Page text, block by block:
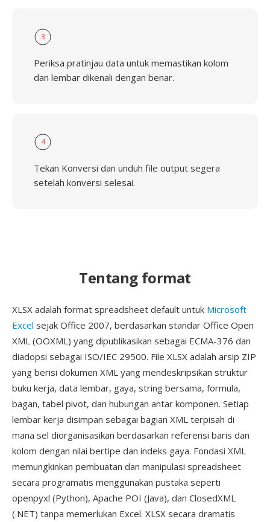
3
Periksa pratinjau data untuk memastikan kolom
dan lembar dikenali dengan benar.
4
Tekan Konversi dan unduh file output segera
setelah konversi selesai.
Tentang format
XLSX adalah format spreadsheet default untuk Microsoft
Excel sejak Office 2007, berdasarkan standar Office Open
XML (OOXML) yang dipublikasikan sebagai ECMA-376 dan
diadopsi sebagai ISO/IEC 29500. File XLSX adalah arsip ZIP
yang berisi dokumen XML yang mendeskripsikan struktur
buku kerja, data lembar, gaya, string bersama, formula,
bagan, tabel pivot, dan hubungan antar komponen. Setiap
lembar kerja disimpan sebagai bagian XML terpisah di
mana sel diorganisasikan berdasarkan referensi baris dan
kolom dengan nilai bertipe dan indeks gaya. Fondasi XML
memungkinkan pembuatan dan manipulasi spreadsheet
secara programatis menggunakan pustaka seperti
openpyxl (Python), Apache POI (Java), dan ClosedXML
(.NET) tanpa memerlukan Excel. XLSX secara dramatis